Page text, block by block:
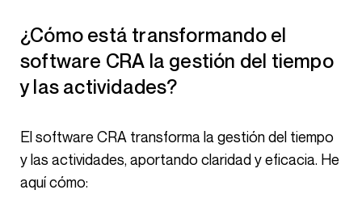
¿Cómo está transformando el
software CRA la gestión del tiempo
y las actividades?
El software CRA transforma la gestión del tiempo
y las actividades, aportando claridad y eficacia. He
aquí cómo: